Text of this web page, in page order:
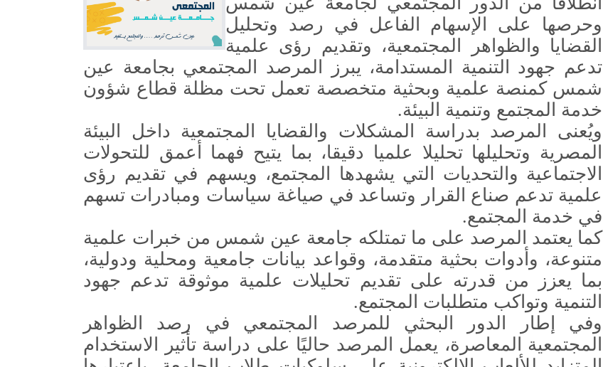
وحرصها على الإسهام الفاعل في رصد وتحليل
القضايا والظواهر المجتمعية، وتقديم رؤى علمية
تدعم جهود التنمية المستدامة، يبرز المرصد المجتمعي بجامعة عين
شمس كمنصة علمية وبحثية متخصصة تعمل تحت مظلة قطاع شؤون
خدمة المجتمع وتنمية البيئة.
ويُعنى المرصد بدراسة المشكلات والقضايا المجتمعية داخل البيئة
المصرية وتحليلها تحليلا علميا دقيقا، بما يتيح فهما أعمق للتحولات
الاجتماعية والتحديات التي يشهدها المجتمع، ويسهم في تقديم رؤى
علمية تدعم صناع القرار وتساعد في صياغة سياسات ومبادرات تسهم
في خدمة المجتمع.
كما يعتمد المرصد على ما تمتلكه جامعة عين شمس من خبرات علمية
متنوعة، وأدوات بحثية متقدمة، وقواعد بيانات جامعية ومحلية ودولية،
بما يعزز من قدرته على تقديم تحليلات علمية موثوقة تدعم جهود
التنمية وتواكب متطلبات المجتمع.
وفي إطار الدور البحثي للمرصد المجتمعي في رصد الظواهر
المجتمعية المعاصرة، يعمل المرصد حاليًا على دراسة تأثير الاستخدام